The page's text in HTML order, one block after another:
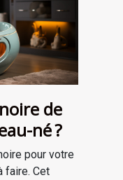
de
né ?
pour votre
faire. Cet